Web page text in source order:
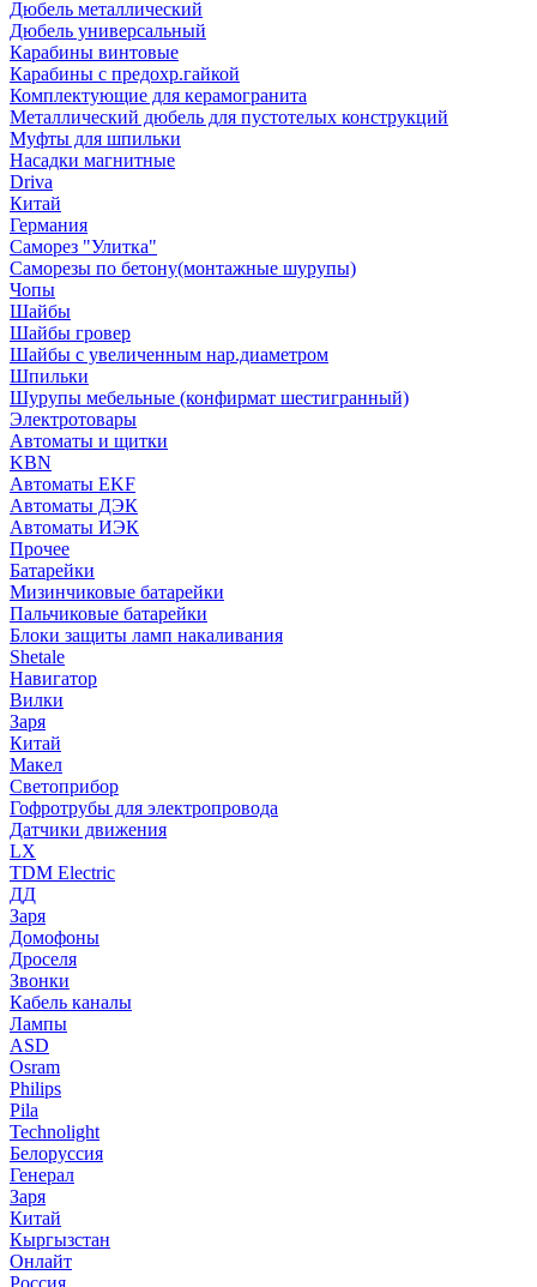
Дюбель металлический
Дюбель универсальный
Карабины винтовые
Карабины с предохр.гайкой
Комплектующие для керамогранита
Металлический дюбель для пустотелых конструкций
Муфты для шпильки
Насадки магнитные
Driva
Китай
Германия
Саморез "Улитка"
Саморезы по бетону(монтажные шурупы)
Чопы
Шайбы
Шайбы гровер
Шайбы с увеличенным нар.диаметром
Шпильки
Шурупы мебельные (конфирмат шестигранный)
Электротовары
Автоматы и щитки
KBN
Автоматы EKF
Автоматы ДЭК
Автоматы ИЭК
Прочее
Батарейки
Мизинчиковые батарейки
Пальчиковые батарейки
Блоки защиты ламп накаливания
Shetale
Навигатор
Вилки
Заря
Китай
Макел
Светоприбор
Гофротрубы для электропровода
Датчики движения
LX
TDM Electric
ДД
Заря
Домофоны
Дроселя
Звонки
Кабель каналы
Лампы
ASD
Osram
Philips
Pila
Technolight
Белоруссия
Генерал
Заря
Китай
Кыргызстан
Онлайт
Россия